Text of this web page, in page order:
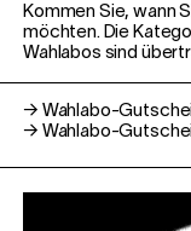
Kommen Sie, wann
möchten. Die
Wahlabos sind
→ Wahlabo-
→ Wahlabo-